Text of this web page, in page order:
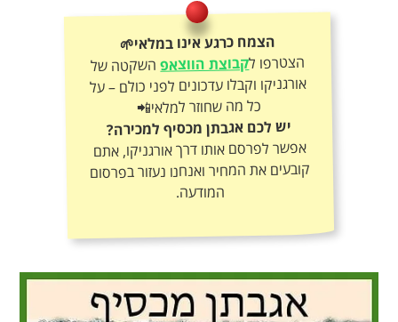
הצמח כרגע אינו במלאי🌱
הצטרפו לקבוצת הווצאפהשקטה של
אורגניקו וקבלו עדכונים לפני כולם – על
כל מה שחוזר למלאי📲
יש לכם אגבתן מכסיף למכירה?
אפשר לפרסם אותו דרך אורגניקו, אתם
קובעים את המחיר ואנחנו נעזור בפרסום
המודעה.